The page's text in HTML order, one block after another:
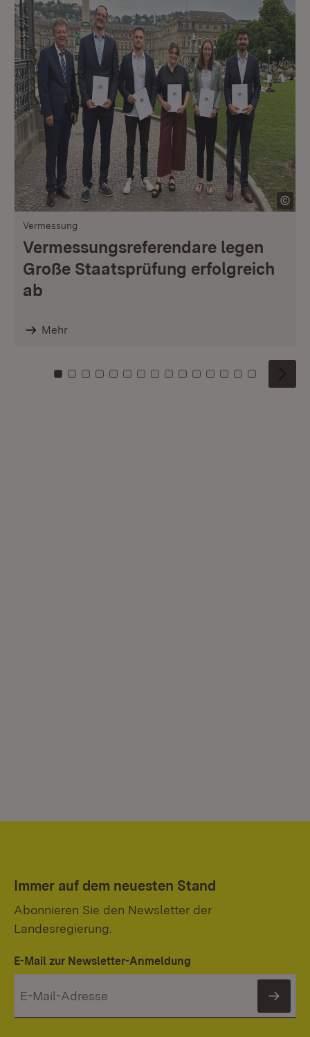
Vermessung
Vermessungsreferendare legen
Große Staatsprüfung erfolgreich
ab
Mehr
Zu Kachel: 0
Zu Kachel: 1
Zu Kachel: 2
Zu Kachel: 3
Zu Kachel: 4
Zu Kachel: 5
Zu Kachel: 6
Zu Kachel: 7
Zu Kachel: 8
Zu Kachel: 9
Zu Kachel: 10
Zu Kachel: 11
Zu Kachel: 12
Zu Kachel:
Zu
Immer auf dem neuesten Stand
Abonnieren Sie den Newsletter der
Landesregierung.
E-Mail zur Newsletter-Anmeldung